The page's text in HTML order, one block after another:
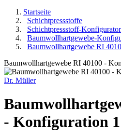
Startseite
Schichtpressstoffe
Schichtpressstoff-Konfigurator
Baumwollhartgewebe-
Baumwollhartgewebe RI
Baumwollhartgewebe RI 40100 -
Dr. Müller
- Konfiguration